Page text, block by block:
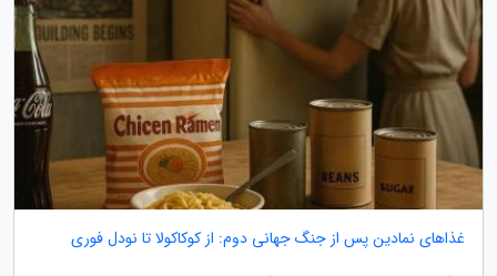
غذاهای نمادین پس از جنگ جهانی دوم: از کوکاکولا تا نودل فوری